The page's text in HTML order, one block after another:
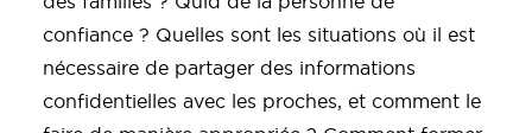
confiance ? Quelles sont les situations où il est
nécessaire de partager des informations
confidentielles avec les proches, et comment le